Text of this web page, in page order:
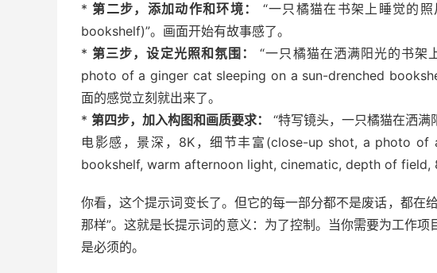
*第二步，添加动作和环境：
“一只橘猫在书架上睡觉的
bookshelf)”。画面开始有故事感了。
*第三步，设定光照和氛围：
“一只橘猫在洒满阳光的书架
photo of a ginger cat sleeping on a sun-drenched
面的感觉立刻就出来了。
* 第四步，加入构图和画质要求：
“特写镜头，一只橘猫在洒满
电影感，景深，8K，细节丰富(close-up shot, a photo
bookshelf, warm afternoon light, cinematic, depth of field,
你看，这个提示词变长了。但它的每一部分都不是废话，都在
那样”。这就是长提示词的意义：为了控制。当你需要为工作
是必须的。